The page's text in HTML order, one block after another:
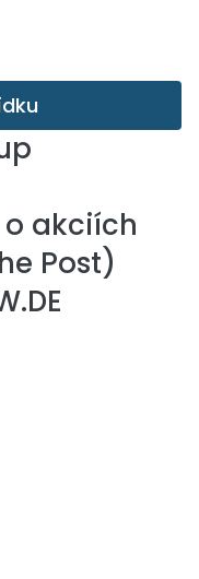
akciích
Post)